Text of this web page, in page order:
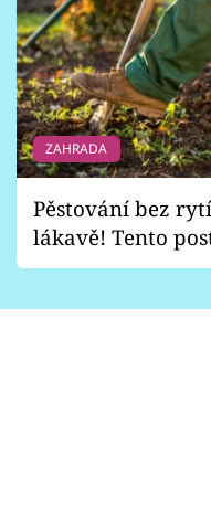
ZAHRADA
Pěstování bez
lákavě! Tento
vhodný jen pro